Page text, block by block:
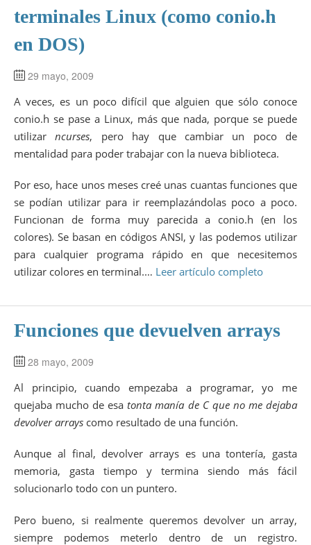
terminales Linux (como conio.h
en DOS)
29 mayo, 2009
A veces, es un poco difícil que alguien que sólo conoce
conio.h se pase a Linux, más que nada, porque se puede
utilizarncurses, pero hay que cambiar un poco de
mentalidad para poder trabajar con la nueva biblioteca.
Por eso, hace unos meses creé unas cuantas funciones que
se podían utilizar para ir reemplazándolas poco a poco.
Funcionan de forma muy parecida a conio.h (en los
colores). Se basan en códigos ANSI, y las podemos utilizar
para cualquier programa rápido en que necesitemos
utilizar colores en terminal.… Leer artículo completo
Funciones que devuelven arrays
28 mayo, 2009
Al principio, cuando empezaba a programar, yo me
quejaba mucho de esatonta manía de C que no me dejaba
devolver arrays como resultado de una función.
Aunque al final, devolver arrays es una tontería, gasta
memoria, gasta tiempo y termina siendo más fácil
solucionarlo todo con un puntero.
Pero bueno, si realmente queremos devolver un array,
siempre podemos meterlo dentro de un registro.